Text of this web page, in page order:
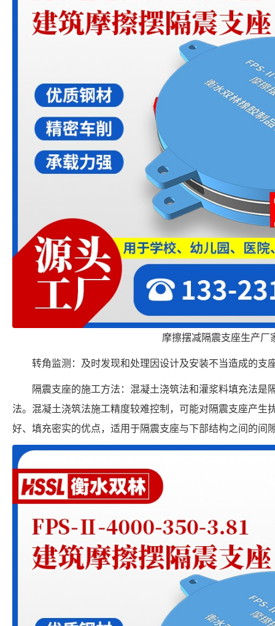
摩擦摆减隔震支座生产厂
转角监测：及时发现和处理因设计及安装不当造成的支
隔震支座的施工方法：混凝土浇筑法和灌浆料填充法是
法。混凝土浇筑法施工精度较难控制，可能对隔震支座产生
好、填充密实的优点，适用于隔震支座与下部结构之间的间